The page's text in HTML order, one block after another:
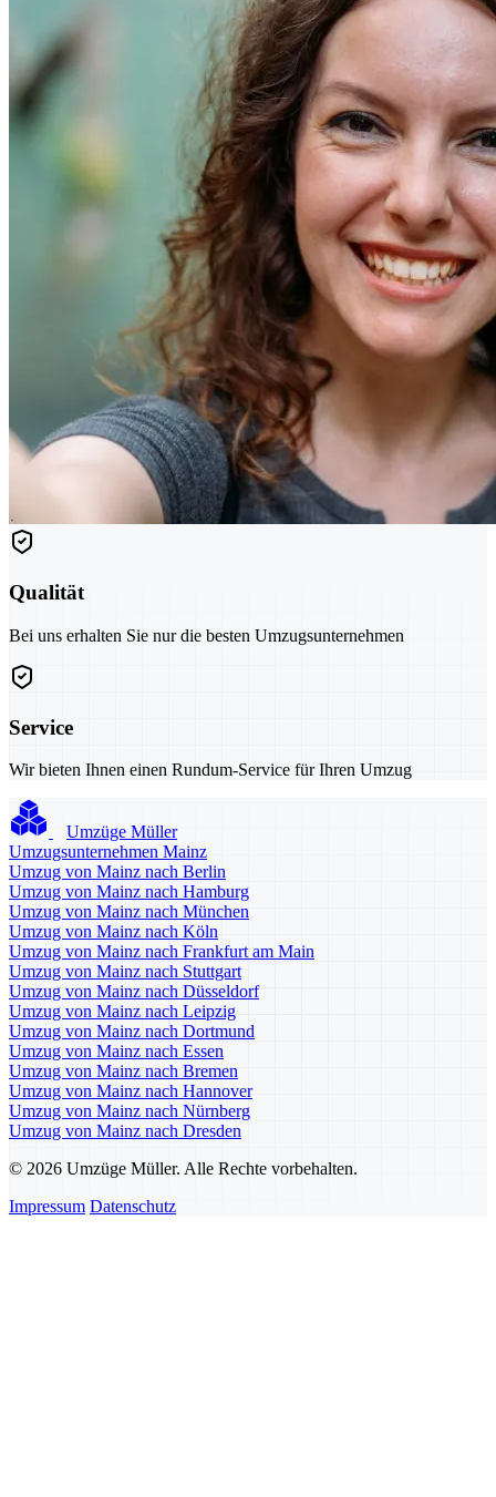
Qualität
Bei uns erhalten Sie nur die besten Umzugsunternehmen
Service
Wir bieten Ihnen einen Rundum-Service für Ihren Umzug
Umzüge Müller
Umzugsunternehmen Mainz
Umzug von Mainz nach Berlin
Umzug von Mainz nach Hamburg
Umzug von Mainz nach München
Umzug von Mainz nach Köln
Umzug von Mainz nach Frankfurt am Main
Umzug von Mainz nach Stuttgart
Umzug von Mainz nach Düsseldorf
Umzug von Mainz nach Leipzig
Umzug von Mainz nach Dortmund
Umzug von Mainz nach Essen
Umzug von Mainz nach Bremen
Umzug von Mainz nach Hannover
Umzug von Mainz nach Nürnberg
Umzug von Mainz nach Dresden
© 2026 Umzüge Müller. Alle Rechte vorbehalten.
Impressum Datenschutz